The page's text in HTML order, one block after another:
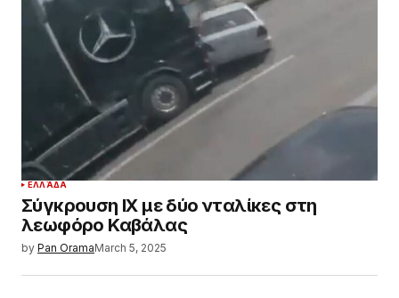
ΕΛΛΆΔΑ
Σύγκρουση ΙΧ με δύο νταλίκες στη
λεωφόρο Καβάλας
by Pan OramaMarch 5, 2025